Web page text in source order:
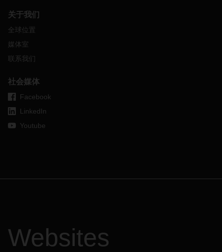
关于我们
全球位置
媒体室
联系我们
社会媒体
Facebook
LinkedIn
Youtube
Websites